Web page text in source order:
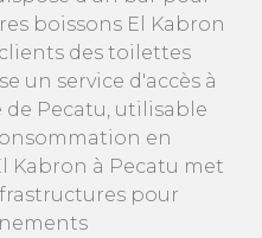
boissons El Kabron
des toilettes
un service d'accès à
Pecatu, utilisable
en
Kabron à Pecatu met
pour